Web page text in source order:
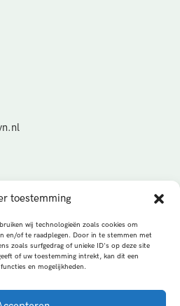
toestemming
wij technologieën zoals cookies om
en/of te raadplegen. Door in te stemmen met
zoals surfgedrag of unieke ID's op deze site
of uw toestemming intrekt, kan dit een
en mogelijkheden.
V&VN worden gefinancierd
ministerie van Volksgezondheid,
door ZonMw.
voorwaarden